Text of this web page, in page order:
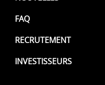
FAQ
RECRUTEMENT
INVESTISSEURS